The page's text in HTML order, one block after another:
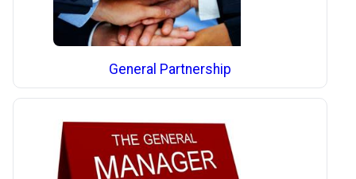
General Partnership